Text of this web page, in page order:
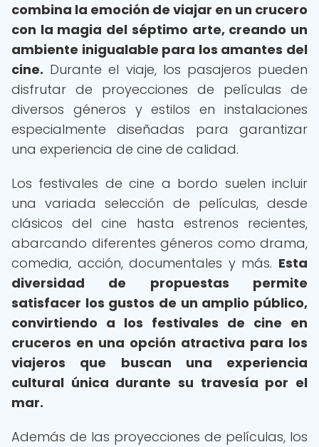
combina la emoción de viajar en un crucero
con la magia del séptimo arte, creando un
ambiente inigualable para los amantes del
cine. Durante el viaje, los pasajeros pueden
disfrutar de proyecciones de películas de
diversos géneros y estilos en instalaciones
especialmente diseñadas para garantizar
una experiencia de cine de calidad.
Los festivales de cine a bordo suelen incluir
una variada selección de películas, desde
clásicos del cine hasta estrenos recientes,
abarcando diferentes géneros como drama,
comedia, acción, documentales y más. Esta
diversidad de propuestas permite
satisfacer los gustos de un amplio público,
convirtiendo a los festivales de cine en
cruceros en una opción atractiva para los
viajeros que buscan una experiencia
cultural única durante su travesía por el
mar.
Además de las proyecciones de películas, los